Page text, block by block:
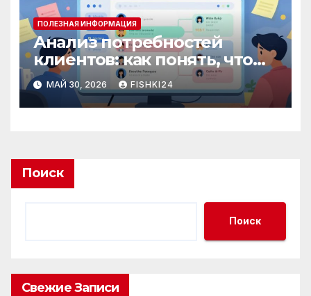
ПОЛЕЗНАЯ ИНФОРМАЦИЯ
Анализ потребностей
клиентов: как понять, что
действительно важно
аудитории
МАЙ 30, 2026 FISHKI24
Поиск
Поиск
Свежие Записи